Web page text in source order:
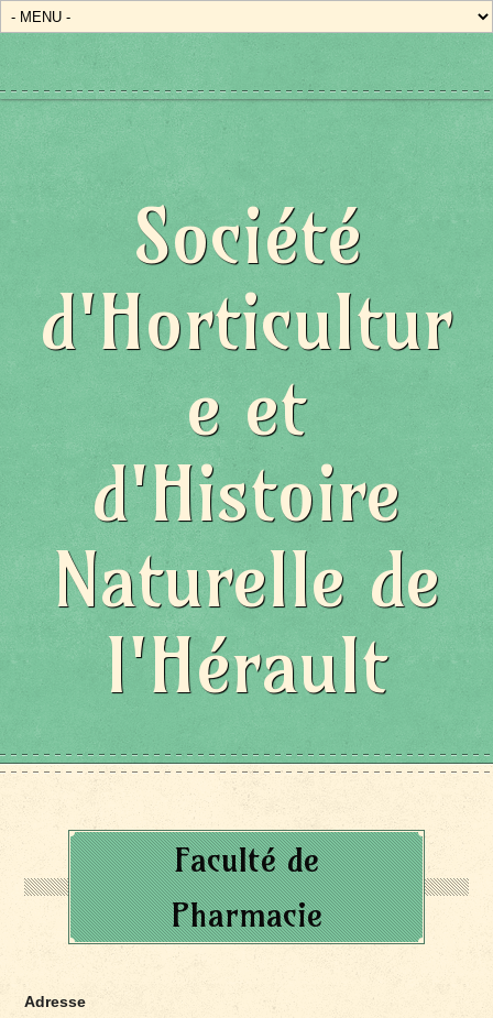
Société
d'Horticultur
e et
d'Histoire
Naturelle de
l'Hérault
Faculté de
Pharmacie
Adresse